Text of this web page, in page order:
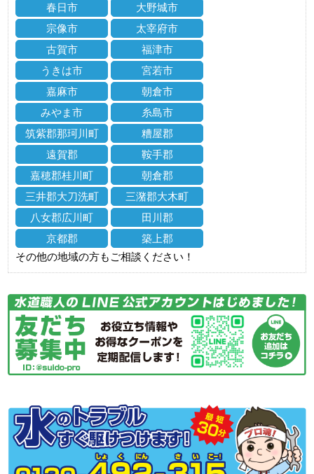
春日市
大野城市
宗像市
太宰府市
古賀市
福津市
うきは市
宮若市
嘉麻市
朝倉市
みやま市
糸島市
筑紫郡那珂川町
糟屋郡
遠賀郡
鞍手郡
嘉穂郡桂川町
朝倉郡
三井郡大刀洗町
三潴郡大木町
八女郡広川町
田川郡
京都郡
築上郡
その他の地域の方もご相談ください！